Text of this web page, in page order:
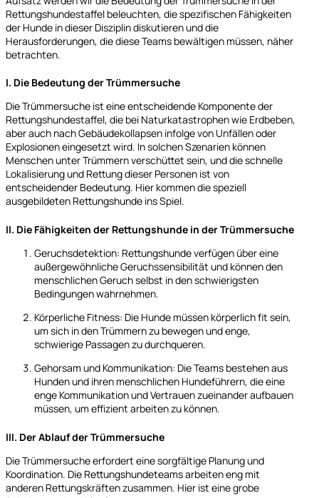
Rettungshundestaffel beleuchten, die spezifischen Fähigkeiten
der Hunde in dieser Disziplin diskutieren und die
Herausforderungen, die diese Teams bewältigen müssen, näher
betrachten.
I. Die Bedeutung der Trümmersuche
Die Trümmersuche ist eine entscheidende Komponente der
Rettungshundestaffel, die bei Naturkatastrophen wie Erdbeben,
aber auch nach Gebäudekollapsen infolge von Unfällen oder
Explosionen eingesetzt wird. In solchen Szenarien können
Menschen unter Trümmern verschüttet sein, und die schnelle
Lokalisierung und Rettung dieser Personen ist von
entscheidender Bedeutung. Hier kommen die speziell
ausgebildeten Rettungshunde ins Spiel.
II. Die Fähigkeiten der Rettungshunde in der Trümmersuche
Geruchsdetektion: Rettungshunde verfügen über eine
außergewöhnliche Geruchssensibilität und können den
menschlichen Geruch selbst in den schwierigsten
Bedingungen wahrnehmen.
Körperliche Fitness: Die Hunde müssen körperlich fit sein,
um sich in den Trümmern zu bewegen und enge,
schwierige Passagen zu durchqueren.
Gehorsam und Kommunikation: Die Teams bestehen aus
Hunden und ihren menschlichen Hundeführern, die eine
enge Kommunikation und Vertrauen zueinander aufbauen
müssen, um effizient arbeiten zu können.
III. Der Ablauf der Trümmersuche
Die Trümmersuche erfordert eine sorgfältige Planung und
Koordination. Die Rettungshundeteams arbeiten eng mit
anderen Rettungskräften zusammen. Hier ist eine grobe